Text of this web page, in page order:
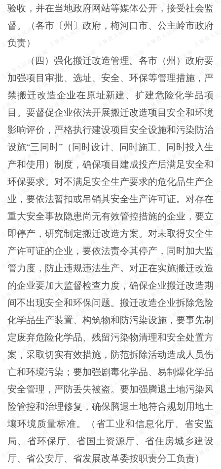
验收，并在当地政府网站等媒体公开，接受社会监
督。（各市〔州〕政府，梅河口市、公主岭市政府
负责）
（四）强化搬迁改造管理。各市（州）政府要
加强项目审批、选址、安全、环保等管理措施，严
禁搬迁改造企业在原址新建、扩建危险化学品项
目。要督促企业依法开展搬迁改造项目安全和环境
影响评价，严格执行建设项目安全设施和污染防治
设施“三同时”（同时设计、同时施工、同时投入生
产和使用）制度，确保项目建成投产后满足安全和
环保要求。对不满足安全生产要求的危化品生产企
业，要依法暂扣或吊销其安全生产许可证。对存在
重大安全事故隐患尚无有效管控措施的企业，要立
即停产，研究制定搬迁改造方案。对未取得安全生
产许可证的企业，要依法责令其停产，同时加大监
管力度，防止违规违法生产。对正在实施搬迁改造
的企业要加大监督检查力度，确保企业搬迁改造期
间不出现安全和环保问题。搬迁改造企业拆除危险
化学品生产装置、构筑物和防污染设施，要事先制
定废弃危险化学品、残留污染物清理和安全处置方
案，采取切实有效措施，防范拆除活动造成人员伤
亡和环境污染；要加强剧毒化学品、易制爆化学品
安全管理，严防丢失被盗。要加强腾退土地污染风
险管控和治理修复，确保腾退土地符合规划用地土
壤环境质量标准。（省工业和信息化厅、省安监
局、省环保厅、省国土资源厅、省住房城乡建设
厅、省公安厅、省发展改革委按职责分工负责）